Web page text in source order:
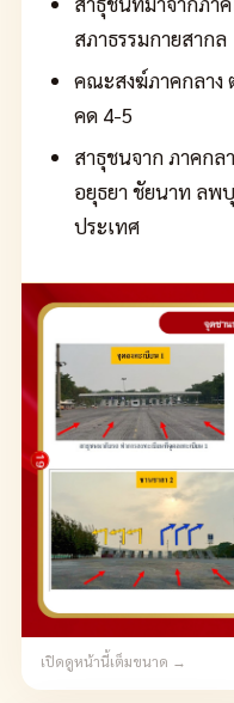
สภาธรรมกายสากล
คณะสงฆ์ภาคกลาง
คด 4-5
สาธุชนจาก ภาคก
อยุธยา ชัยนาท ลพ
ประเทศ
เปิดดูหน้านี้เต็มขนาด →